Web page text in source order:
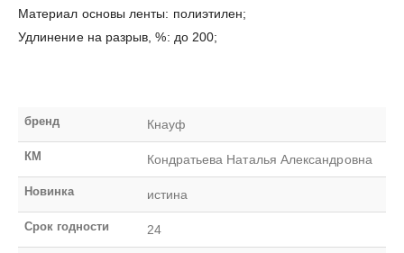
Материал основы ленты: полиэтилен;
Удлинение на разрыв, %: до 200;
бренд Кнауф
КМ Кондратьева Наталья Александровна
Новинка истина
Срок годности 24